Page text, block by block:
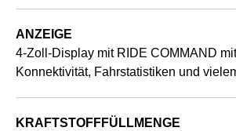
ANZEIGE
4-Zoll-Display mit RIDE COMMAND
Konnektivität, Fahrstatistiken und
KRAFTSTOFFFÜLLMENGE